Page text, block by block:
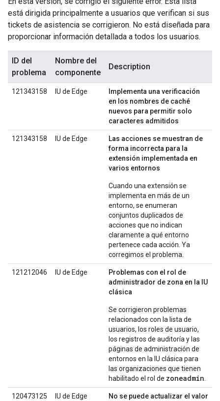
está dirigida principalmente a usuarios que verifican si sus
tickets de asistencia se corrigieron. No está diseñada para
proporcionar información detallada a todos los usuarios.
ID del
problema
Nombre del
componente
Description
121343158 IU de Edge
Implementa una verificación
en los nombres de caché
nuevos para permitir solo
caracteres admitidos
121343158 IU de Edge
Las acciones se muestran de
forma incorrecta para la
extensión implementada en
varios entornos
Cuando una extensión se
implementa en más de un
entorno, se enumeran
conjuntos duplicados de
acciones que no indican
claramente a qué entorno
pertenece cada acción. Ya
corregimos el problema.
121212046 IU de Edge
Problemas con el rol de
administrador de zona en la IU
clásica
Se corrigieron problemas
relacionados con la lista de
usuarios, los roles de usuario,
los registros de auditoría y las
páginas de administración de
entornos en la IU clásica para
las organizaciones que tienen
habilitado el rol de zoneadmin
120473125 IU de Edge
No se puede actualizar el valor